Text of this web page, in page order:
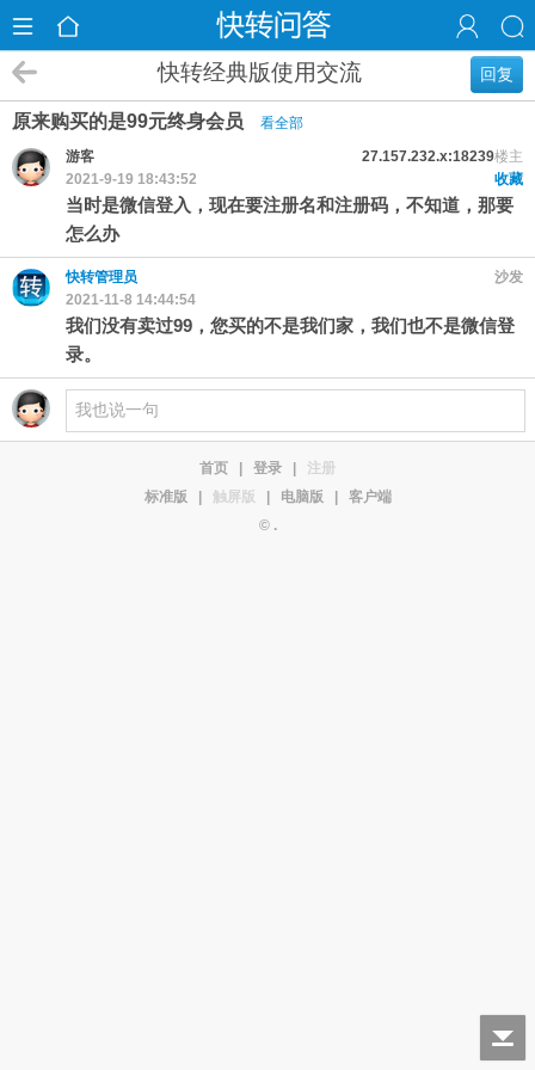
回复
快转经典版使用交流
原来购买的是99元终身会员
看全部
楼主
游客
27.157.232.x:18239
收藏
2021-9-19 18:43:52
当时是微信登入，现在要注册名和注册码，不知道，那要
怎么办
沙发
快转管理员
2021-11-8 14:44:54
我们没有卖过99，您买的不是我们家，我们也不是微信登
录。
首页 登录
注册
标准版
触屏版 电脑版
客户端
© .